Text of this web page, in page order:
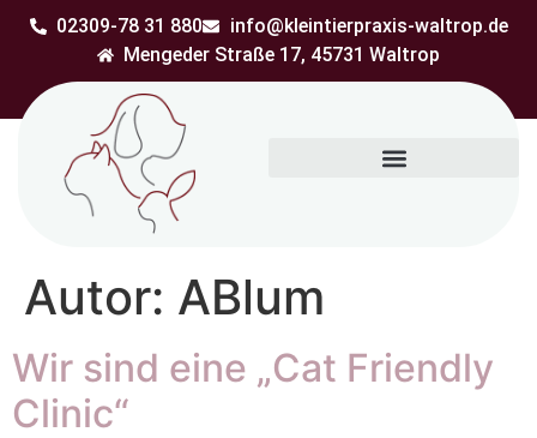
02309-78 31 880
info@kleintierpraxis-waltrop.de
Mengeder Straße 17, 45731 Waltrop
Autor: ABlum
Wir sind eine „Cat Friendly
Clinic“